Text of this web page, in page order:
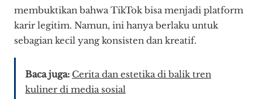
membuktikan bahwa TikTok bisa menjadi platform
karir legitim. Namun, ini hanya berlaku untuk
sebagian kecil yang konsisten dan kreatif.
Baca juga: Cerita dan estetika di balik tren
kuliner di media sosial